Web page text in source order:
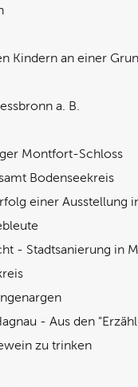
Kindern an einer
a. B.
Montfort-Schloss
Bodenseekreis
einer Ausstellung
- Stadtsanierung in
- Aus den
zu trinken